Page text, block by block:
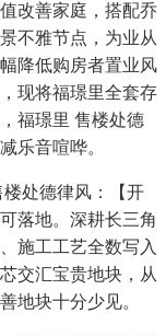
改善家庭，搭配乔
不雅节点，为业从
降低购房者置业风
现将福璟里全套存
福璟里 售楼处德
乐音喧哗。
处德律风：【开
落地。深耕长三角
施工工艺全数写入
交汇宝贵地块，从
地块十分少见。